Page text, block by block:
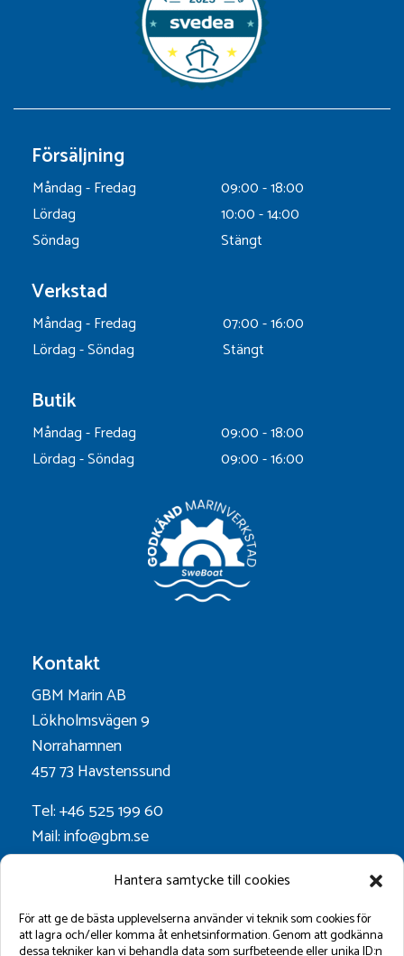
Hantera samtycke till cookies
För att ge de bästa upplevelserna använder vi teknik som cookies för
att lagra och/eller komma åt enhetsinformation. Genom att godkänna
Försäljning
Måndag - Fredag
09:00 - 18:00
Lördag
10:00 - 14:00
Söndag
Stängt
Verkstad
Måndag - Fredag
07:00 - 16:00
Lördag - Söndag
Stängt
Butik
Måndag - Fredag
09:00 - 18:00
Lördag - Söndag
09:00 - 16:00
Kontakt
GBM Marin AB
Lökholmsvägen 9
Norrahamnen
457 73 Havstenssund
Tel: +46 525 199 60
Mail: info@gbm.se
Org.nr. 556052-0628